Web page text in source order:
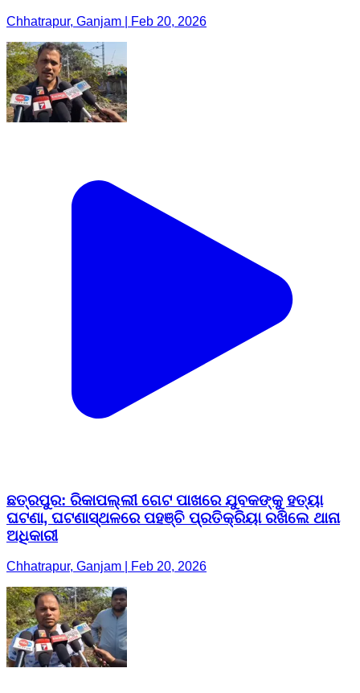
Chhatrapur, Ganjam | Feb 20, 2026
ଛତ୍ରପୁର: ରିକାପଲ୍ଲୀ ଗେଟ ପାଖରେ ଯୁବକଙ୍କୁ ହତ୍ୟା
ଘଟଣା, ଘଟଣାସ୍ଥଳରେ ପହଞ୍ଚି ପ୍ରତିକ୍ରିୟା ରଖିଲେ ଥାନା
ଅଧିକାରୀ
Chhatrapur, Ganjam | Feb 20, 2026